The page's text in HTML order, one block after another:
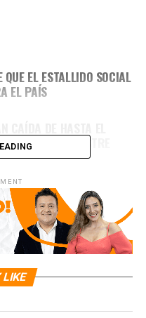
EL ESTALLIDO SOCIAL
EL PAÍS
TERCER TRIMESTRE
LIKE